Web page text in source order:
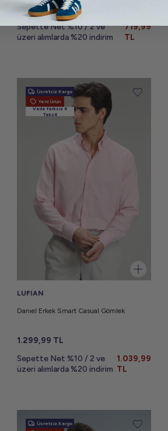
899,99 TL
Sepette Net %10 / 2 ve
üzeri alımlarda %20 indirim
719,99
TL
Ücretsiz Kargo
Yeni Ürün
Vade farksız 6
Taksit
LUFIAN
Danıel Erkek Smart Casual Gömlek
1.299,99 TL
Sepette Net %10 / 2 ve
üzeri alımlarda %20 indirim
1.039,99
TL
Ücretsiz Kargo